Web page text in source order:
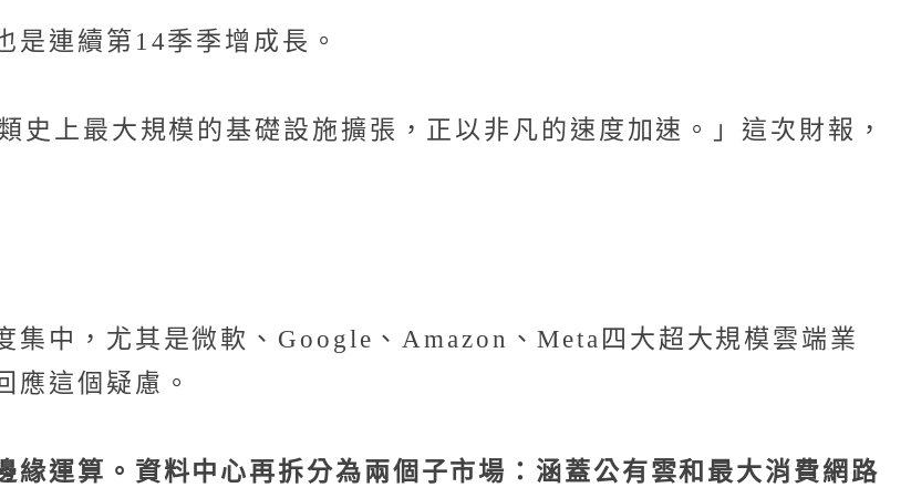
是連續第14季季增成長。
上最大規模的基礎設施擴張，正以非凡的速度加速。」這次財報，
集中，尤其是微軟、Google、Amazon、Meta四大超大規模雲端業
應這個疑慮。
運算。資料中心再拆分為兩個子市場：涵蓋公有雲和最大消費網路